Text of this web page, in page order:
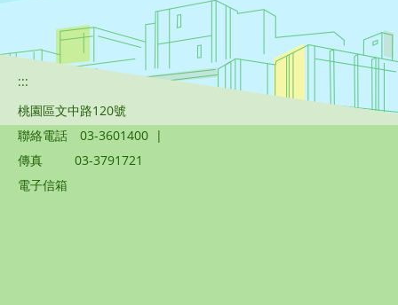
:::
桃園區文中路120號
聯絡電話
03-3601400 |
傳真
03-3791721
電子信箱